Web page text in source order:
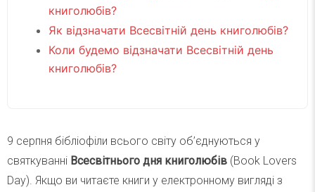
книголюбів?
Як відзначати Всесвітній день книголюбів?
Коли будемо відзначати Всесвітній день
книголюбів?
9 серпня бібліофіли всього світу об’єднуються у
святкуванні Всесвітнього дня книголюбів (Book Lovers
Day). Якщо ви читаєте книги у електронному вигляді з